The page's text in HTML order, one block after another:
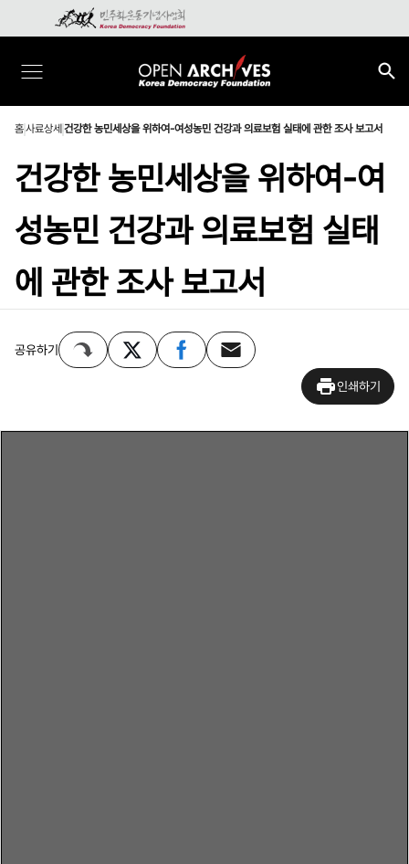
홈사료상세 건강한 농민세상을 위하여-여성농민 건강과 의료보험 실태에 관한 조사 보고서
건강한 농민세상을 위하여-여
성농민 건강과 의료보험 실태
에 관한 조사 보고서
공유하기
인쇄하기